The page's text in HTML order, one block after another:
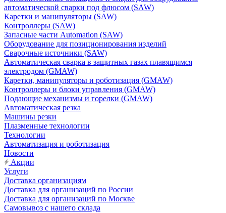
автоматической сварки под флюсом (SAW)
Каретки и манипуляторы (SAW)
Контроллеры (SAW)
Запасные части Automation (SAW)
Оборудование для позиционирования изделий
Сварочные источники (SAW)
Автоматическая сварка в защитных газах плавящимся
электродом (GMAW)
Каретки, манипуляторы и роботизация (GMAW)
Контроллеры и блоки управления (GMAW)
Подающие механизмы и горелки (GMAW)
Автоматическая резка
Машины резки
Плазменные технологии
Технологии
Автоматизация и роботизация
Новости
Акции
Услуги
Доставка организациям
Доставка для организаций по России
Доставка для организаций по Москве
Самовывоз с нашего склада